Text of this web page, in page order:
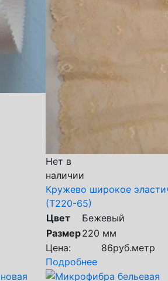
Нет в
наличии
Кружево широкое
(Т220-65)
Цвет
Бежевый
Размер220 мм
Цена:
86руб.метр
Подробнее